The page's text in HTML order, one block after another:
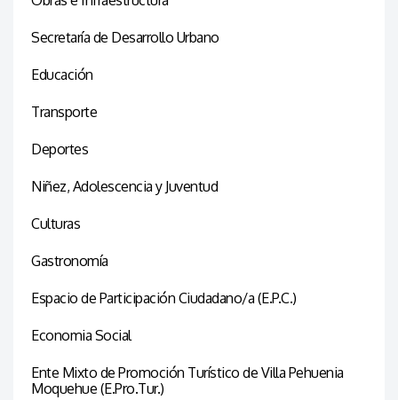
Secretaría de Desarrollo Urbano
Educación
Transporte
Deportes
Niñez, Adolescencia y Juventud
Culturas
Gastronomía
Espacio de Participación Ciudadano/a (E.P.C.)
Economia Social
Ente Mixto de Promoción Turístico de Villa Pehuenia
Moquehue (E.Pro.Tur.)